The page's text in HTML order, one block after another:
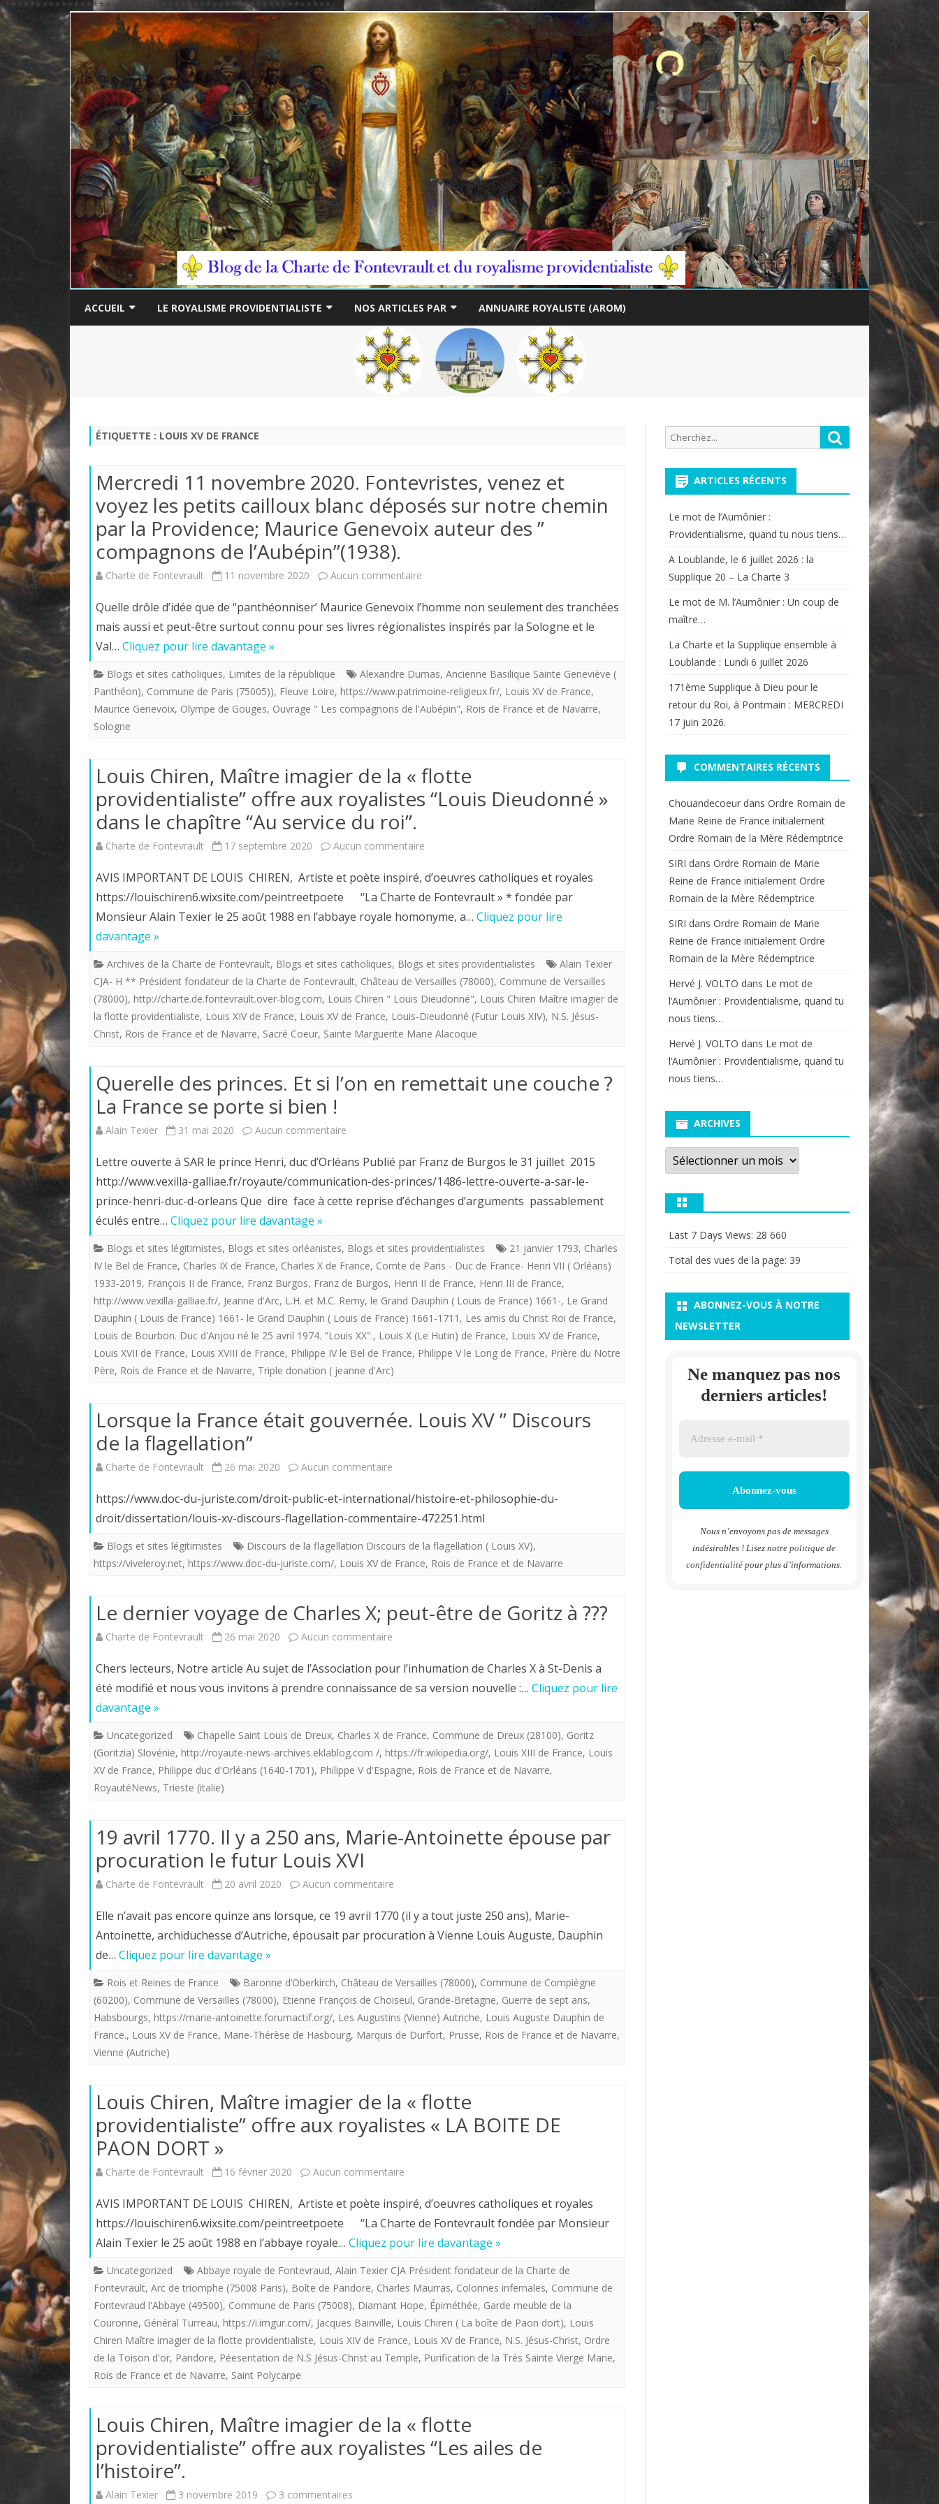
/****************************************************/
to
ACCUEIL LE ROYALISME PROVIDENTIALISTE NOS ARTICLES PAR
THÉME
AUTEUR
ANNUAIRE ROYALISTE (AROM)
ÉTIQUETTE : LOUIS XV DE FRANCE
Mercredi 11 novembre 2020. Fontevristes, venez et
voyez les petits cailloux blanc déposés sur notre chemin
par la Providence; Maurice Genevoix auteur des ”
compagnons de l’Aubépin”(1938).
Charte de Fontevrault 11 novembre 2020 Aucun commentaire
11
2020.
Fontevristes,
voyez
les
cailloux
déposés
sur
chemin
la
Providence;
Genevoix
”
compagnons
Quelle drôle d’idée que de “panthéonniser’ Maurice Genevoix l’homme non seulement des tranchées
mais aussi et peut-être surtout connu pour ses livres régionalistes inspirés par la Sologne et le
Val… Cliquez pour lire davantage »
Blogs et sites catholiques, Limites de la république Alexandre Dumas, Ancienne Basilique Sainte Geneviève (
Panthéon), Commune de Paris (75005)), Fleuve Loire, https://www.patrimoine-religieux.fr/, Louis XV de France,
Maurice Genevoix, Olympe de Gouges, Ouvrage " Les compagnons de l'Aubépin", Rois de France et de Navarre,
Sologne
Louis Chiren, Maître imagier de la « flotte
providentialiste” offre aux royalistes “Louis Dieudonné »
dans le chapître “Au service du roi”.
Charte de Fontevrault 17 septembre 2020 Aucun commentaire
Chiren,
Maître
de
«
flotte
offre
“Louis
Dieudonné
le
chapître
“Au
service
du
AVIS IMPORTANT DE LOUIS CHIREN, Artiste et poète inspiré, d’oeuvres catholiques et royales
https://louischiren6.wixsite.com/peintreetpoete “La Charte de Fontevrault » * fondée par
Monsieur Alain Texier le 25 août 1988 en l’abbaye royale homonyme, a… Cliquez pour lire
davantage »
Archives de la Charte de Fontevrault, Blogs et sites catholiques, Blogs et sites providentialistes
Alain Texier
CJA- H ** Président fondateur de la Charte de Fontevrault, Château de Versailles (78000), Commune de Versailles
(78000), http://charte.de.fontevrault.over-blog.com, Louis Chiren " Louis Dieudonné", Louis Chiren Maître imagier de
la flotte providentialiste, Louis XIV de France, Louis XV de France, Louis-Dieudonné (Futur Louis XIV), N.S. Jésus-
Christ, Rois de France et de Navarre, Sacré Coeur, Sainte Marguerite Marie Alacoque
Querelle des princes. Et si l’on en remettait une couche ?
La France se porte si bien !
Alain Texier 31 mai 2020 Aucun commentaire
des
princes.
si
en
remettait
une
couche
La
se
porte
si
bien
!
Lettre ouverte à SAR le prince Henri, duc d’Orléans Publié par Franz de Burgos le 31 juillet 2015
http://www.vexilla-galliae.fr/royaute/communication-des-princes/1486-lettre-ouverte-a-sar-le-
prince-henri-duc-d-orleans Que dire face à cette reprise d’échanges d’arguments passablement
éculés entre… Cliquez pour lire davantage »
Blogs et sites légitimistes, Blogs et sites orléanistes, Blogs et sites providentialistes 21 janvier 1793, Charles
IV le Bel de France, Charles IX de France, Charles X de France, Comte de Paris - Duc de France- Henri VII ( Orléans)
1933-2019, François II de France, Franz Burgos, Franz de Burgos, Henri II de France, Henri III de France,
http://www.vexilla-galliae.fr/, Jeanne d'Arc, L.H. et M.C. Remy, le Grand Dauphin ( Louis de France) 1661-, Le Grand
Dauphin ( Louis de France) 1661- le Grand Dauphin ( Louis de France) 1661-1711 , Les amis du Christ Roi de France,
Louis de Bourbon. Duc d'Anjou né le 25 avril 1974. "Louis XX"., Louis X (Le Hutin) de France, Louis XV de France,
Louis XVII de France, Louis XVIII de France, Philippe IV le Bel de France, Philippe V le Long de France, Prière du Notre
Père, Rois de France et de Navarre, Triple donation ( jeanne d'Arc)
Lorsque la France était gouvernée. Louis XV ” Discours
de la flagellation”
Charte de Fontevrault 26 mai 2020 Aucun commentaire
la
France
était
Louis
Discours
la
flagellation”
https://www.doc-du-juriste.com/droit-public-et-international/histoire-et-philosophie-du-
droit/dissertation/louis-xv-discours-flagellation-commentaire-472251.html
Blogs et sites légitimistes Discours de la flagellation Discours de la flagellation ( Louis XV),
https://viveleroy.net, https://www.doc-du-juriste.com/, Louis XV de France, Rois de France et de Navarre
Le dernier voyage de Charles X; peut-être de Goritz à ???
Charte de Fontevrault 26 mai 2020 Aucun commentaire
dernier
de
Charles
être
Goritz
Chers lecteurs, Notre article Au sujet de l’Association pour l’inhumation de Charles X à St-Denis a
été modifié et nous vous invitons à prendre connaissance de sa version nouvelle :… Cliquez pour lire
davantage »
Uncategorized Chapelle Saint Louis de Dreux, Charles X de France, Commune de Dreux (28100), Goritz
(Goritzia) Slovénie, http://royaute-news-archives.eklablog.com /, https://fr.wikipedia.org/, Louis XIII de France, Louis
XV de France, Philippe duc d'Orléans (1640-1701), Philippe V d'Espagne, Rois de France et de Navarre,
RoyautéNews, Trieste (italie)
19 avril 1770. Il y a 250 ans, Marie-Antoinette épouse par
procuration le futur Louis XVI
Charte de Fontevrault 20 avril 2020 Aucun commentaire
avril
Il
y
Marie-
Antoinette
par
procuration
le
futur
Louis
Elle n’avait pas encore quinze ans lorsque, ce 19 avril 1770 (il y a tout juste 250 ans), Marie-
Antoinette, archiduchesse d’Autriche, épousait par procuration à Vienne Louis Auguste, Dauphin
de… Cliquez pour lire davantage »
Rois et Reines de France Baronne d’Oberkirch, Château de Versailles (78000), Commune de Compiègne
(60200), Commune de Versailles (78000), Etienne François de Choiseul, Grande-Bretagne, Guerre de sept ans,
Habsbourgs, https://marie-antoinette.forumactif.org/, Les Augustins (Vienne) Autriche, Louis Auguste Dauphin de
France., Louis XV de France, Marie-Thérèse de Hasbourg, Marquis de Durfort, Prusse, Rois de France et de Navarre,
Vienne (Autriche)
Louis Chiren, Maître imagier de la « flotte
providentialiste” offre aux royalistes « LA BOITE DE
PAON DORT »
Charte de Fontevrault 16 février 2020 Aucun commentaire
Chiren,
Maître
imagier
de
«
flotte
offre
AVIS IMPORTANT DE LOUIS CHIREN, Artiste et poète inspiré, d’oeuvres catholiques et royales
https://louischiren6.wixsite.com/peintreetpoete “La Charte de Fontevrault fondée par Monsieur
Alain Texier le 25 août 1988 en l’abbaye royale… Cliquez pour lire davantage »
Uncategorized Abbaye royale de Fontevraud, Alain Texier CJA Président fondateur de la Charte de
Fontevrault, Arc de triomphe (75008 Paris), Boîte de Pandore, Charles Maurras, Colonnes infernales, Commune de
Fontevraud l'Abbaye (49500), Commune de Paris (75008), Diamant Hope, Épiméthée, Garde meuble de la
Couronne, Général Turreau, https://i.imgur.com/, Jacques Bainville, Louis Chiren ( La boîte de Paon dort), Louis
Chiren Maître imagier de la flotte providentialiste, Louis XIV de France, Louis XV de France, N.S. Jésus-Christ, Ordre
de la Toison d'or, Pandore, Péesentation de N.S Jésus-Christ au Temple, Purification de la Trés Sainte Vierge Marie,
Rois de France et de Navarre, Saint Polycarpe
Louis Chiren, Maître imagier de la « flotte
providentialiste” offre aux royalistes “Les ailes de
l’histoire”.
Alain Texier 3 novembre 2019 3 commentaires
Recherche
pour:
Rechercher
ARTICLES RÉCENTS
Le mot de l’Aumônier :
Providentialisme, quand tu nous tiens…
A Loublande, le 6 juillet 2026 : la
Supplique 20 – La Charte 3
Le mot de M. l’Aumônier : Un coup de
maître…
La Charte et la Supplique ensemble à
Loublande : Lundi 6 juillet 2026
171ème Supplique à Dieu pour le
retour du Roi, à Pontmain : MERCREDI
17 juin 2026.
COMMENTAIRES RÉCENTS
Chouandecoeurdans Ordre Romain de
Marie Reine de France initialement
Ordre Romain de la Mère Rédemptrice
SIRI dans Ordre Romain de Marie
Reine de France initialement Ordre
Romain de la Mère Rédemptrice
SIRI dans Ordre Romain de Marie
Reine de France initialement Ordre
Romain de la Mère Rédemptrice
Hervé J. VOLTO dans Le mot de
l’Aumônier : Providentialisme, quand tu
nous tiens…
Hervé J. VOLTO dans Le mot de
l’Aumônier : Providentialisme, quand tu
nous tiens…
ARCHIVES
Archives
Last 7 Days Views: 28 660
Total des vues de la page: 39
ABONNEZ-VOUS À NOTRE
NEWSLETTER
Ne manquez pas nos
derniers articles!
Nous n’envoyons pas de messages
indésirables ! Lisez notrepolitique de
confidentialité pour plus d’informations.